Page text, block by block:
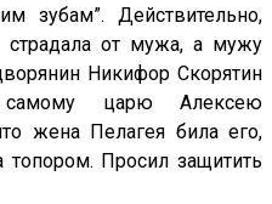
зубам”. Действительно,
от мужа, а мужу
Никифор Скорятин
царю Алексею
жена Пелагея била его,
топором. Просил защитить